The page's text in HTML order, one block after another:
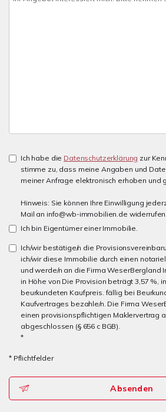
Ich habe die Datenschutzerklärung zur
stimme zu, dass meine Angaben und
meiner Anfrage elektronisch erhoben und
Hinweis: Sie können Ihre Einwilligung
Mail an info@wb-immobilien.de
Ich bin Eigentümer einer Immobilie.
Ich/wir bestätige/n die
ich/wir diese Immobilie durch einen
und werde/n an die Firma WeserBergland
in Höhe von Die Provision beträgt 3,57 %,
beurkundeten Kaufpreis. fällig bei
Kaufvertrages bezahle/n. Die Firma
einen provisionspflichtigen Maklervertrag
abgeschlossen (§ 656 c BGB).
*
* Pflichtfelder
Absenden